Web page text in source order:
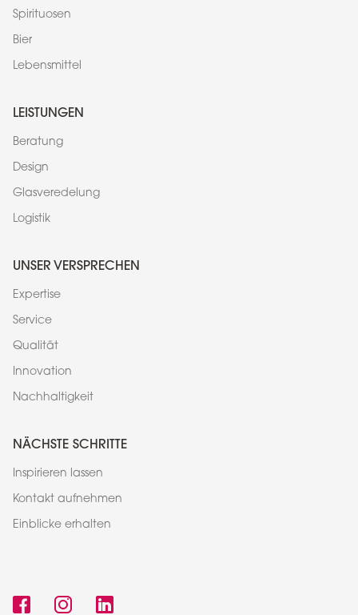
Spirituosen
Bier
Lebensmittel
LEISTUNGEN
Beratung
Design
Glasveredelung
Logistik
UNSER VERSPRECHEN
Expertise
Service
Qualität
Innovation
Nachhaltigkeit
NÄCHSTE SCHRITTE
Inspirieren lassen
Kontakt aufnehmen
Einblicke erhalten